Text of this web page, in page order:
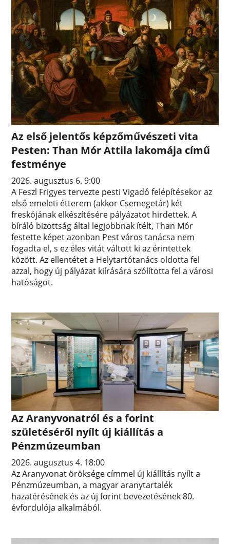
Az első jelentős képzőművészeti vita
Pesten: Than Mór Attila lakomája című
festménye
2026. augusztus 6. 9:00
A Feszl Frigyes tervezte pesti Vigadó felépítésekor az
első emeleti étterem (akkor Csemegetár) két
freskójának elkészítésére pályázatot hirdettek. A
bíráló bizottság által legjobbnak ítélt, Than Mór
festette képet azonban Pest város tanácsa nem
fogadta el, s ez éles vitát váltott ki az érintettek
között. Az ellentétet a Helytartótanács oldotta fel
azzal, hogy új pályázat kiírására szólította fel a városi
hatóságot.
Az Aranyvonatról és a forint
születéséről nyílt új kiállítás a
Pénzmúzeumban
2026. augusztus 4. 18:00
Az Aranyvonat öröksége címmel új kiállítás nyílt a
Pénzmúzeumban, a magyar aranytartalék
hazatérésének és az új forint bevezetésének 80.
évfordulója alkalmából.